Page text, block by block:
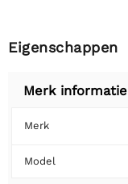
Eigenschappen
Merk informatie
Merk
Model